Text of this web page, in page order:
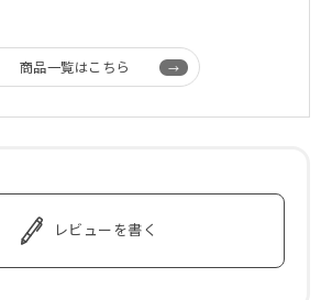
商品一覧はこちら
レビューを書く